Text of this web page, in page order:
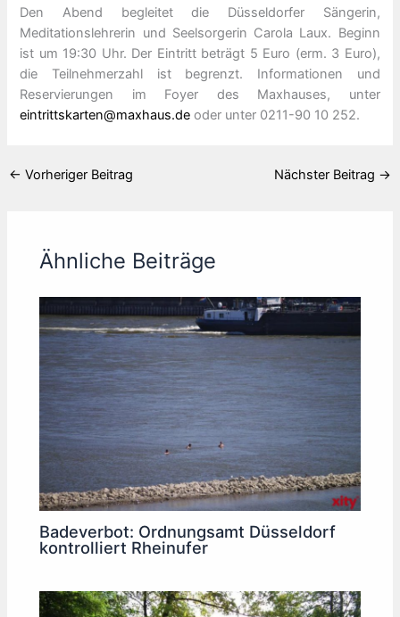
Den Abend begleitet die Düsseldorfer Sängerin,
Meditationslehrerin und Seelsorgerin Carola Laux. Beginn
ist um 19:30 Uhr. Der Eintritt beträgt 5 Euro (erm. 3 Euro),
die Teilnehmerzahl ist begrenzt. Informationen und
Reservierungen im Foyer des Maxhauses, unter
eintrittskarten@maxhaus.de oder unter 0211-90 10 252.
← Vorheriger Beitrag Nächster Beitrag →
Ähnliche Beiträge
Badeverbot: Ordnungsamt Düsseldorf
kontrolliert Rheinufer